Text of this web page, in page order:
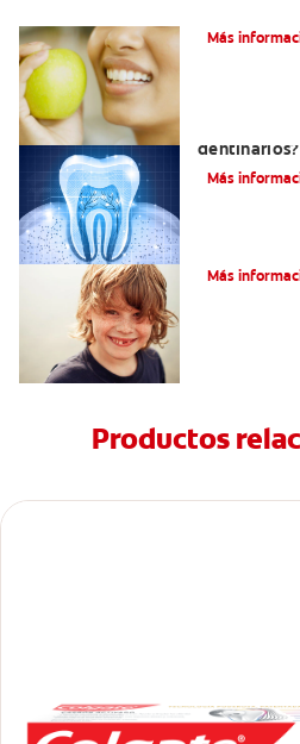
Más
dentinarios?
Más
Más
Productos